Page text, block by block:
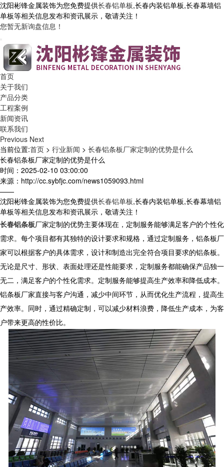
沈阳彬锋金属装饰为您免费提供长春铝单板,长春内装铝单板,长春幕墙铝
单板等相关信息发布和资讯展示，敬请关注！
您暂无新询盘信息！
首页
关于我们
产品分类
工程案例
新闻资讯
联系我们
Previous Next
当前位置:首页 > 行业新闻 > 长春铝条板厂家定制的优势是什么
长春铝条板厂家定制的优势是什么
时间：2025-02-10 03:00:00
来源：http://cc.sybfjc.com/news1059093.html
——
沈阳彬锋金属装饰为您免费提供长春铝单板,长春内装铝单板,长春幕墙铝
单板等相关信息发布和资讯展示，敬请关注！
长春铝条板厂家定制的优势主要体现在，定制服务能够满足客户的个性化
需求。每个项目都有其独特的设计要求和规格，通过定制服务，铝条板厂
家可以根据客户的具体需求，设计和制造出完全符合项目要求的铝条板。
无论是尺寸、形状、表面处理还是性能要求，定制服务都能确保产品独一
无二，满足客户的个性化需求。定制服务能够提高生产效率和降低成本。
铝条板厂家直接与客户沟通，减少中间环节，从而优化生产流程，提高生
产效率。同时，通过精确定制，可以减少材料浪费，降低生产成本，为客
户带来更高的性价比。